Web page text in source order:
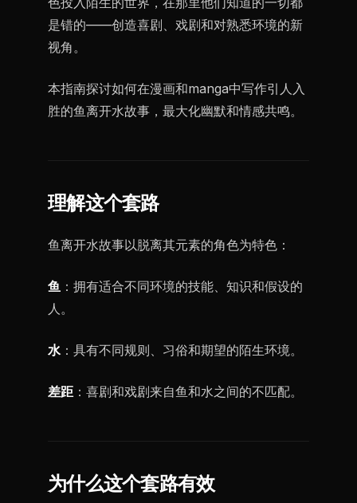
是错的——创造喜剧、戏剧和对熟悉环境的新
视角。
本指南探讨如何在漫画和manga中写作引人入
胜的鱼离开水故事，最大化幽默和情感共鸣。
理解这个套路
鱼离开水故事以脱离其元素的角色为特色：
鱼 ：拥有适合不同环境的技能、知识和假设的
人。
水：具有不同规则、习俗和期望的陌生环境。
差距 ：喜剧和戏剧来自鱼和水之间的不匹配。
为什么这个套路有效